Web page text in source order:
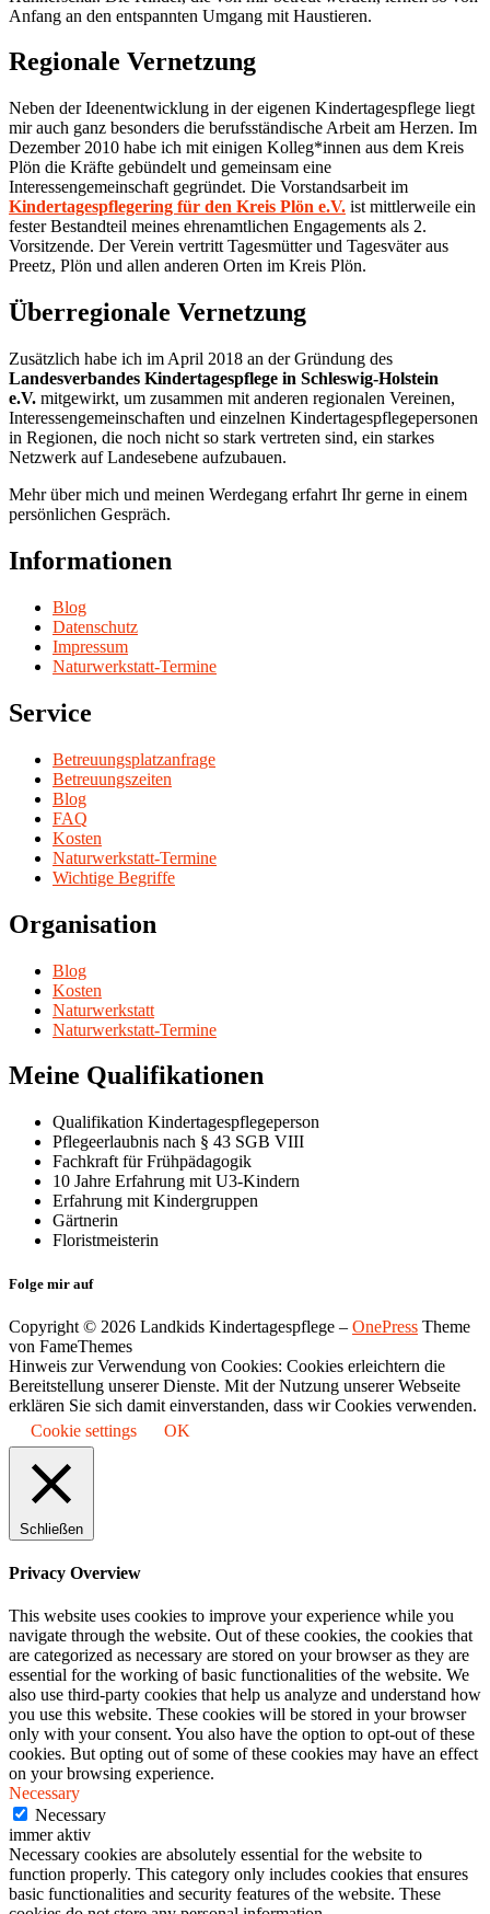
Anfang an den entspannten Umgang mit Haustieren.
Regionale Vernetzung
Neben der Ideenentwicklung in der eigenen Kindertagespflege liegt
mir auch ganz besonders die berufsständische Arbeit am Herzen. Im
Dezember 2010 habe ich mit einigen Kolleg*innen aus dem Kreis
Plön die Kräfte gebündelt und gemeinsam eine
Interessengemeinschaft gegründet. Die Vorstandsarbeit im
Kindertagespflegering für den Kreis Plön e.V. ist mittlerweile ein
fester Bestandteil meines ehrenamtlichen Engagements als 2.
Vorsitzende. Der Verein vertritt Tagesmütter und Tagesväter aus
Preetz, Plön und allen anderen Orten im Kreis Plön.
Überregionale Vernetzung
Zusätzlich habe ich im April 2018 an der Gründung des
Landesverbandes Kindertagespflege in Schleswig-Holstein
e.V. mitgewirkt, um zusammen mit anderen regionalen Vereinen,
Interessengemeinschaften und einzelnen Kindertagespflegepersonen
in Regionen, die noch nicht so stark vertreten sind, ein starkes
Netzwerk auf Landesebene aufzubauen.
Mehr über mich und meinen Werdegang erfahrt Ihr gerne in einem
persönlichen Gespräch.
Informationen
Blog
Datenschutz
Impressum
Naturwerkstatt-Termine
Service
Betreuungsplatzanfrage
Betreuungszeiten
Blog
FAQ
Kosten
Naturwerkstatt-Termine
Wichtige Begriffe
Organisation
Blog
Kosten
Naturwerkstatt
Naturwerkstatt-Termine
Meine Qualifikationen
Qualifikation Kindertagespflegeperson
Pflegeerlaubnis nach § 43 SGB VIII
Fachkraft für Frühpädagogik
10 Jahre Erfahrung mit U3-Kindern
Erfahrung mit Kindergruppen
Gärtnerin
Floristmeisterin
Folge mir auf
Copyright © 2026 Landkids Kindertagespflege – OnePress Theme
von FameThemes
Hinweis zur Verwendung von Cookies: Cookies erleichtern die
Bereitstellung unserer Dienste. Mit der Nutzung unserer Webseite
erklären Sie sich damit einverstanden, dass wir Cookies verwenden.
Cookie settings
OK
Schließen
Privacy Overview
This website uses cookies to improve your experience while you
navigate through the website. Out of these cookies, the cookies that
are categorized as necessary are stored on your browser as they are
essential for the working of basic functionalities of the website. We
also use third-party cookies that help us analyze and understand how
you use this website. These cookies will be stored in your browser
only with your consent. You also have the option to opt-out of these
cookies. But opting out of some of these cookies may have an effect
on your browsing experience.
Necessary
Necessary
immer aktiv
Necessary cookies are absolutely essential for the website to
function properly. This category only includes cookies that ensures
basic functionalities and security features of the website. These